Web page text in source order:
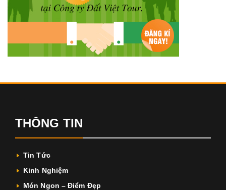
THÔNG TIN
Tin Tức
Kinh Nghiệm
Món Ngon – Điểm Đẹp